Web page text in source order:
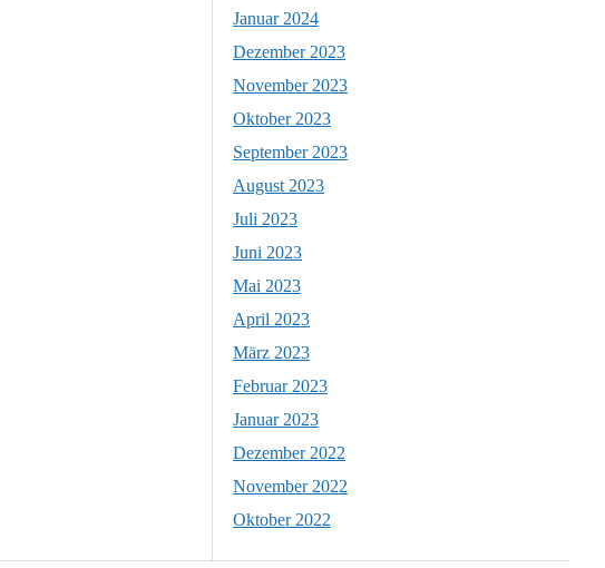
Januar 2024
Dezember 2023
November 2023
Oktober 2023
September 2023
August 2023
Juli 2023
Juni 2023
Mai 2023
April 2023
März 2023
Februar 2023
Januar 2023
Dezember 2022
November 2022
Oktober 2022